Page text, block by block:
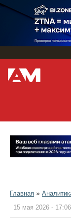
Перейти
основному
Главная »
15 мая 2026 - 17:06